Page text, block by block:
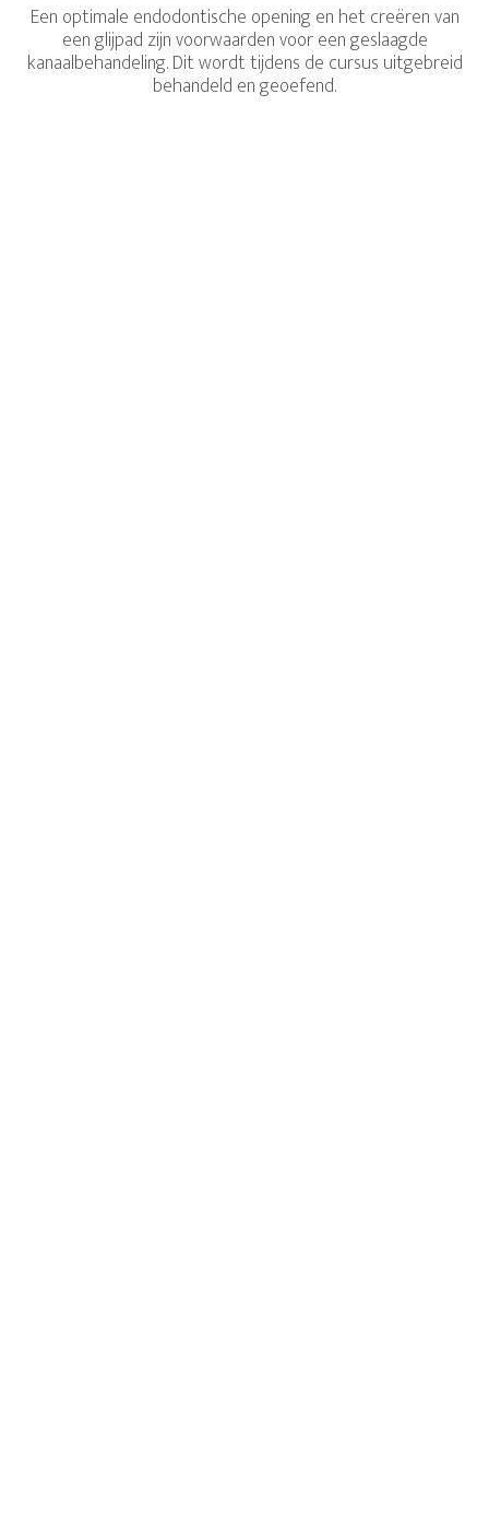
Een optimale endodontische opening en het creëren van
een glijpad zijn voorwaarden voor een geslaagde
kanaalbehandeling. Dit wordt tijdens de cursus uitgebreid
behandeld en geoefend.